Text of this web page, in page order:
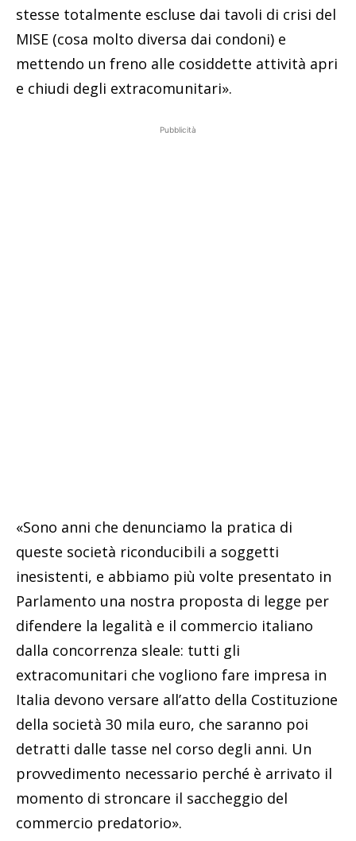
stesse totalmente escluse dai tavoli di crisi del
MISE (cosa molto diversa dai condoni) e
mettendo un freno alle cosiddette attività apri
e chiudi degli extracomunitari».
Pubblicità
«Sono anni che denunciamo la pratica di
queste società riconducibili a soggetti
inesistenti, e abbiamo più volte presentato in
Parlamento una nostra proposta di legge per
difendere la legalità e il commercio italiano
dalla concorrenza sleale: tutti gli
extracomunitari che vogliono fare impresa in
Italia devono versare all’atto della Costituzione
della società 30 mila euro, che saranno poi
detratti dalle tasse nel corso degli anni. Un
provvedimento necessario perché è arrivato il
momento di stroncare il saccheggio del
commercio predatorio».